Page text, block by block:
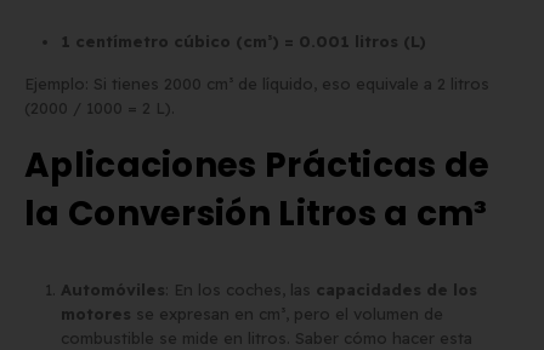
1 centímetro cúbico (cm³) = 0.001 litros (L)
Ejemplo: Si tienes 2000 cm³ de líquido, eso equivale a 2 litros
(2000 / 1000 = 2 L).
Aplicaciones Prácticas de
la Conversión Litros a cm³
Automóviles : En los coches, las capacidades de los
motores se expresan en cm³, pero el volumen de
combustible se mide en litros. Saber cómo hacer esta